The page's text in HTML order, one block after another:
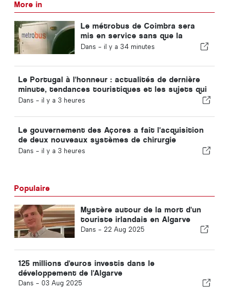
More in
Le métrobus de Coimbra sera
mis en service sans que la
nouvelle fonctionnalité soit
Dans - il y a 34 minutes
Le Portugal à l'honneur : actualités de dernière
minute, tendances touristiques et les sujets qui
font la une
Dans - il y a 3 heures
Le gouvernement des Açores a fait l'acquisition
de deux nouveaux systèmes de chirurgie
robotisée
Dans - il y a 3 heures
Populaire
Mystère autour de la mort d'un
touriste irlandais en Algarve
Dans - 22 Aug 2025
125 millions d'euros investis dans le
développement de l'Algarve
Dans - 03 Aug 2025